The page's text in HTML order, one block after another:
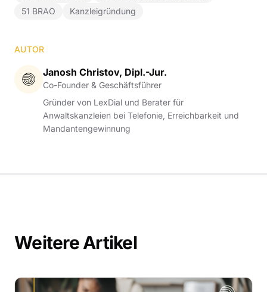
51 BRAO
Kanzleigründung
AUTOR
Janosh Christov, Dipl.-Jur.
Co-Founder & Geschäftsführer
Gründer von LexDial und Berater für
Anwaltskanzleien bei Telefonie, Erreichbarkeit und
Mandantengewinnung
Weitere Artikel